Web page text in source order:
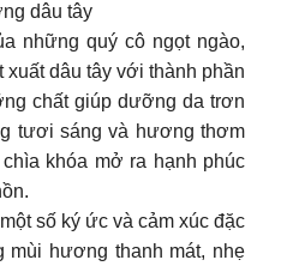
dâu tây
những quý cô ngọt ngào,
xuất dâu tây với thành phần
chất giúp dưỡng da trơn
tươi sáng và hương thơm
khóa mở ra hạnh phúc
số ký ức và cảm xúc đặc
mùi hương thanh mát, nhẹ